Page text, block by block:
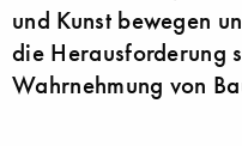
und Kunst bewegen
die Herausforderung
Wahrnehmung von